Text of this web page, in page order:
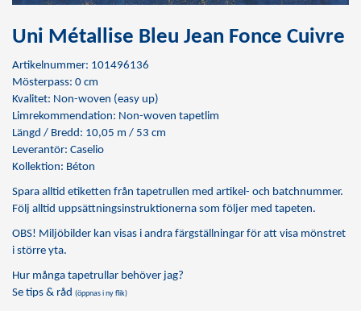
Uni Métallise Bleu Jean Fonce Cuivre
Artikelnummer: 101496136
Mösterpass: 0 cm
Kvalitet: Non-woven (easy up)
Limrekommendation: Non-woven tapetlim
Längd / Bredd: 10,05 m / 53 cm
Leverantör: Caselio
Kollektion: Béton
Spara alltid etiketten från tapetrullen med artikel- och batchnummer.
Följ alltid uppsättningsinstruktionerna som följer med tapeten.
OBS! Miljöbilder kan visas i andra färgställningar för att visa mönstret
i större yta.
Hur många tapetrullar behöver jag?
Se tips & råd (öppnas i ny flik)